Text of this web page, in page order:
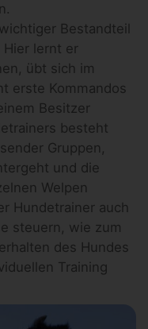
Bestandteil
Hier lernt er
übt sich im
erste Kommandos
Besitzer
besteht
Gruppen,
und die
Welpen
Hundetrainer auch
steuern, wie zum
des Hundes
Training